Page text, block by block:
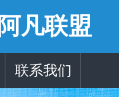
阿凡联盟
联系我们